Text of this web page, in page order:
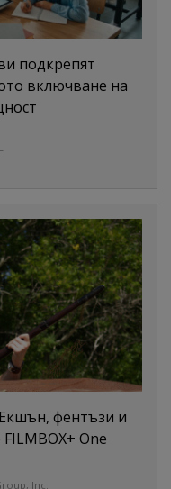
подкрепят
включване на
фентъзи и
One
Inc.